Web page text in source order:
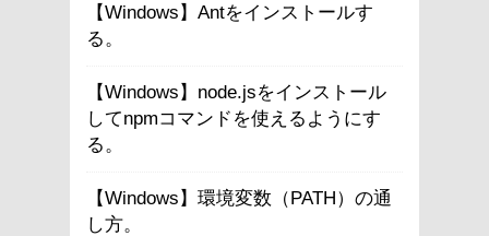
【Windows】Antをインストールす
る。
【Windows】node.jsをインストール
してnpmコマンドを使えるようにす
る。
【Windows】環境変数（PATH）の通
し方。